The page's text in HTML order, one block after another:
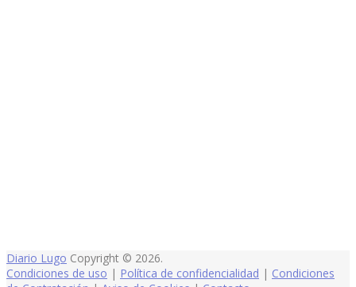
Diario Lugo Copyright © 2026.
Condiciones de uso | Política de confidencialidad | Condiciones